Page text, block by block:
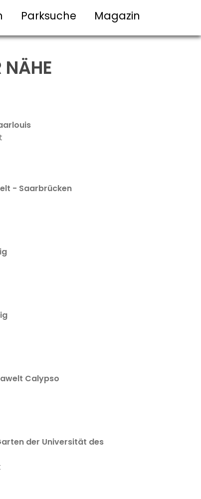
Parksuche Magazin
NÄHE
- Saarbrücken
Calypso
der Universität des